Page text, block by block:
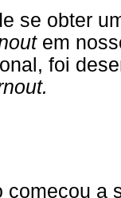
se obter
em
foi
começou a